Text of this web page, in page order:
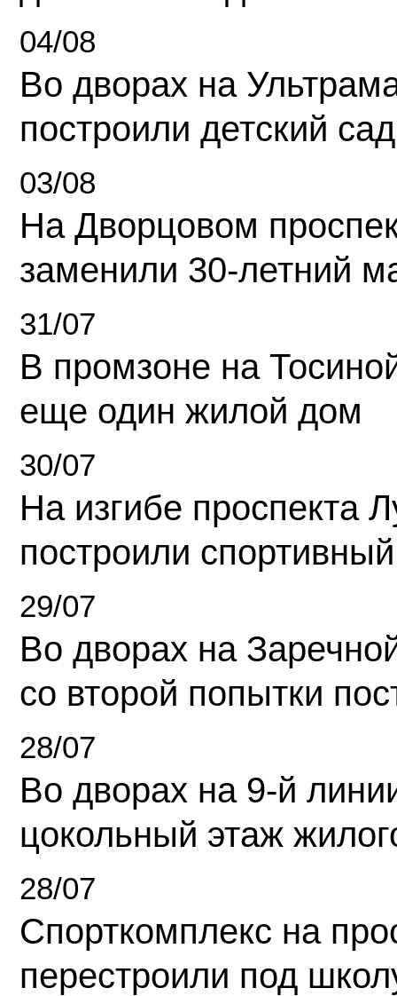
04/08
Во дворах на
построили детский сад
03/08
На Дворцовом
заменили 30-летний
31/07
В промзоне на
еще один жилой дом
30/07
На изгибе проспекта
построили
29/07
Во дворах на
со второй попытки
28/07
Во дворах на 9-й
цокольный этаж
28/07
Спорткомплекс на
перестроили под